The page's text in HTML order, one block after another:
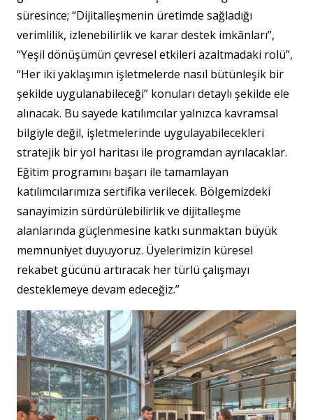
süresince; “Dijitalleşmenin üretimde sağladığı
verimlilik, izlenebilirlik ve karar destek imkânları”,
“Yeşil dönüşümün çevresel etkileri azaltmadaki rolü”,
“Her iki yaklaşımın işletmelerde nasıl bütünleşik bir
şekilde uygulanabileceği” konuları detaylı şekilde ele
alınacak. Bu sayede katılımcılar yalnızca kavramsal
bilgiyle değil, işletmelerinde uygulayabilecekleri
stratejik bir yol haritası ile programdan ayrılacaklar.
Eğitim programını başarı ile tamamlayan
katılımcılarımıza sertifika verilecek. Bölgemizdeki
sanayimizin sürdürülebilirlik ve dijitalleşme
alanlarında güçlenmesine katkı sunmaktan büyük
memnuniyet duyuyoruz. Üyelerimizin küresel
rekabet gücünü artıracak her türlü çalışmayı
desteklemeye devam edeceğiz.”